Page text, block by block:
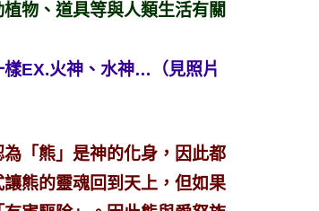
物、道具等與人類生活有關
樣EX.火神、水神…（見照片
「熊」是神的化身，因此都
熊的靈魂回到天上，但如果